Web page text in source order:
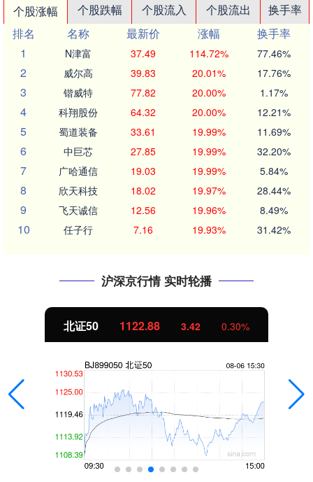
个股涨幅 个股跌幅 个股流入 个股流出
换手率
排名
名称 最新价 涨幅
换手率
1
N津富 37.49 114.72% 77.46%
2 威尔高 39.83 20.01% 17.76%
3 锴威特 77.82 20.00% 1.17%
4 科翔股份 64.32 20.00% 12.21%
5 蜀道装备 33.61 19.99% 11.69%
6 中巨芯 27.85 19.99% 32.20%
7 广哈通信 19.03 19.99% 5.84%
8 欣天科技 18.02 19.97% 28.44%
9 飞天诚信 12.56 19.96% 8.49%
10 任子行 7.16 19.93% 31.42%
沪深京行情 实时轮播
北证50 1122.88 3.42 0.30%